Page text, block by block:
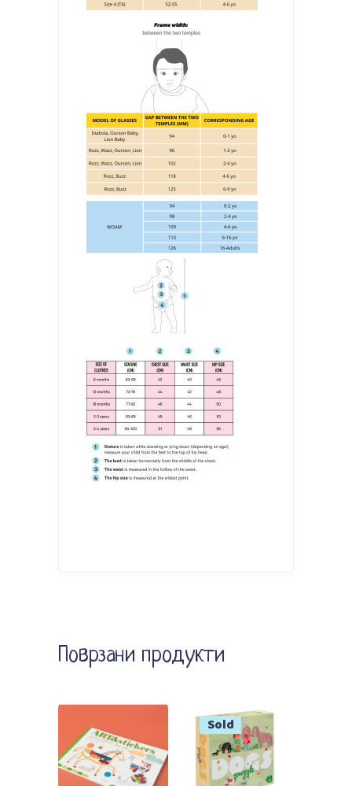
Поврзани продукти
Додади во кошничка
Sold
Прочитај повеќе